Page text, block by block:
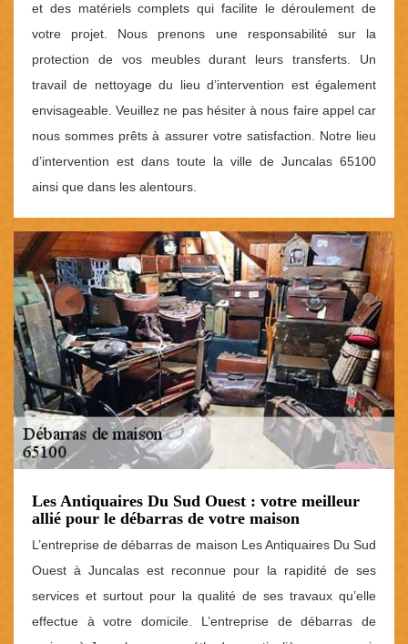
et des matériels complets qui facilite le déroulement de
votre projet. Nous prenons une responsabilité sur la
protection de vos meubles durant leurs transferts. Un
travail de nettoyage du lieu d’intervention est également
envisageable. Veuillez ne pas hésiter à nous faire appel car
nous sommes prêts à assurer votre satisfaction. Notre lieu
d’intervention est dans toute la ville de Juncalas 65100
ainsi que dans les alentours.
Les Antiquaires Du Sud Ouest : votre meilleur
allié pour le débarras de votre maison
L’entreprise de débarras de maison Les Antiquaires Du Sud
Ouest à Juncalas est reconnue pour la rapidité de ses
services et surtout pour la qualité de ses travaux qu’elle
effectue à votre domicile. L’entreprise de débarras de